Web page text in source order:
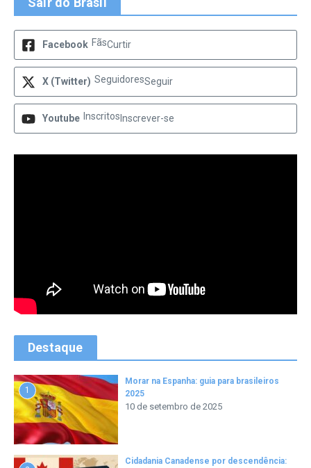
Facebook FãsCurtir
X (Twitter) SeguidoresSeguir
Youtube Inscritos Inscrever-se
Destaque
1
Morar na Espanha: guia para brasileiros
2025
10 de setembro de 2025
Cidadania Canadense por descendência: